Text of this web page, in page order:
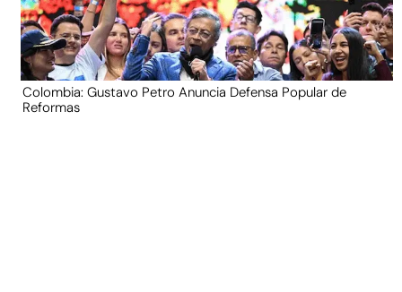
Colombia: Gustavo Petro Anuncia Defensa Popular de
Reformas